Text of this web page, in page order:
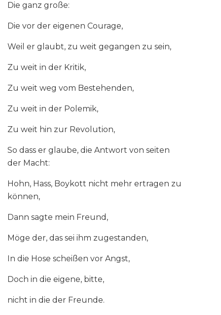
Die ganz große:
Die vor der eigenen Courage,
Weil er glaubt, zu weit gegangen zu sein,
Zu weit in der Kritik,
Zu weit weg vom Bestehenden,
Zu weit in der Polemik,
Zu weit hin zur Revolution,
So dass er glaube, die Antwort von seiten
der Macht:
Hohn, Hass, Boykott nicht mehr ertragen zu
können,
Dann sagte mein Freund,
Möge der, das sei ihm zugestanden,
In die Hose scheißen vor Angst,
Doch in die eigene, bitte,
nicht in die der Freunde.